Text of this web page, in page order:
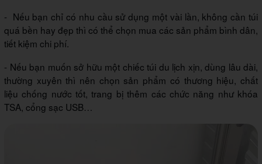
- Nếu bạn chỉ có nhu cầu sử dụng một vài lần, không cần túi
quá bền hay đẹp thì có thể chọn mua các sản phẩm bình dân,
tiết kiệm chi phí.
- Nếu bạn muốn sở hữu một chiếc túi du lịch xịn, dùng lâu dài,
thường xuyên thì nên chọn sản phẩm có thương hiệu, chất
liệu chống nước tốt, trang bị thêm các chức năng như khóa
TSA, cổng sạc USB…